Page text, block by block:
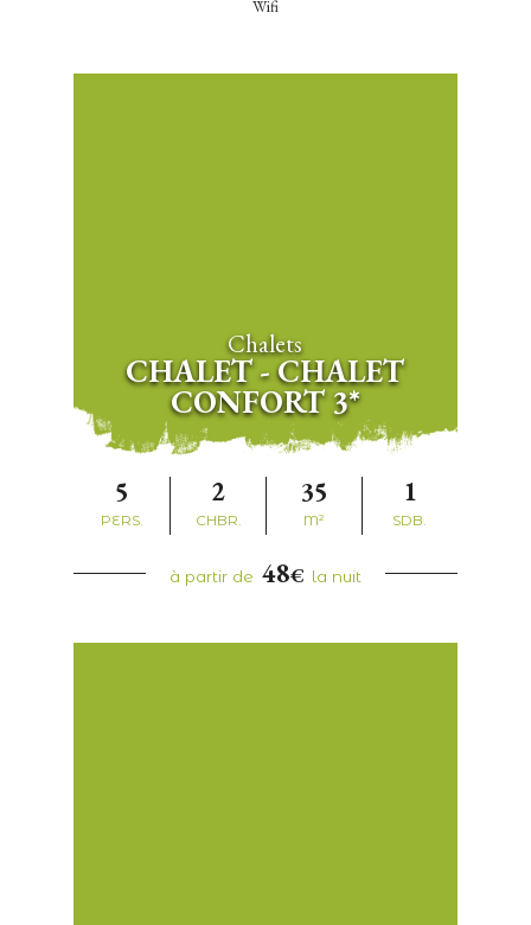
Wifi
Chalets
CHALET - CHALET
CONFORT 3*
5
PERS.
2
CHBR.
35
M²
1
SDB.
à partir de 48€ la nuit